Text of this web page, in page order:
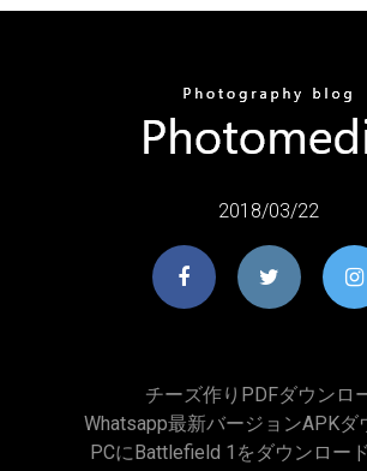
2018/03/22
チーズ作りPDFダウンロ
Whatsapp最新バージョンAPKダ
PCにBattlefield 1をダウンロー